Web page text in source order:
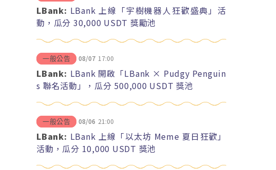
LBank: LBank 上線「宇樹機器人狂歡盛典」活
動，瓜分 30,000 USDT 獎勵池
一般公告 08/07 17:00
LBank: LBank 開啟「LBank × Pudgy Penguin
s 聯名活動」，瓜分 500,000 USDT 獎池
一般公告 08/06 21:00
LBank: LBank 上線「以太坊 Meme 夏日狂歡」
活動，瓜分 10,000 USDT 獎池